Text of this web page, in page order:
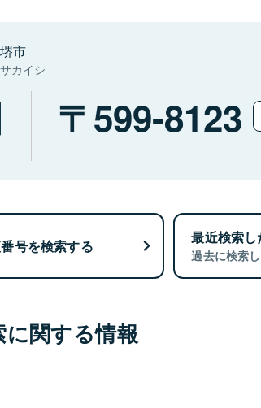
堺市
サカイシ
599-8123
号を検索する 最近検索
過去に検索
関する情報